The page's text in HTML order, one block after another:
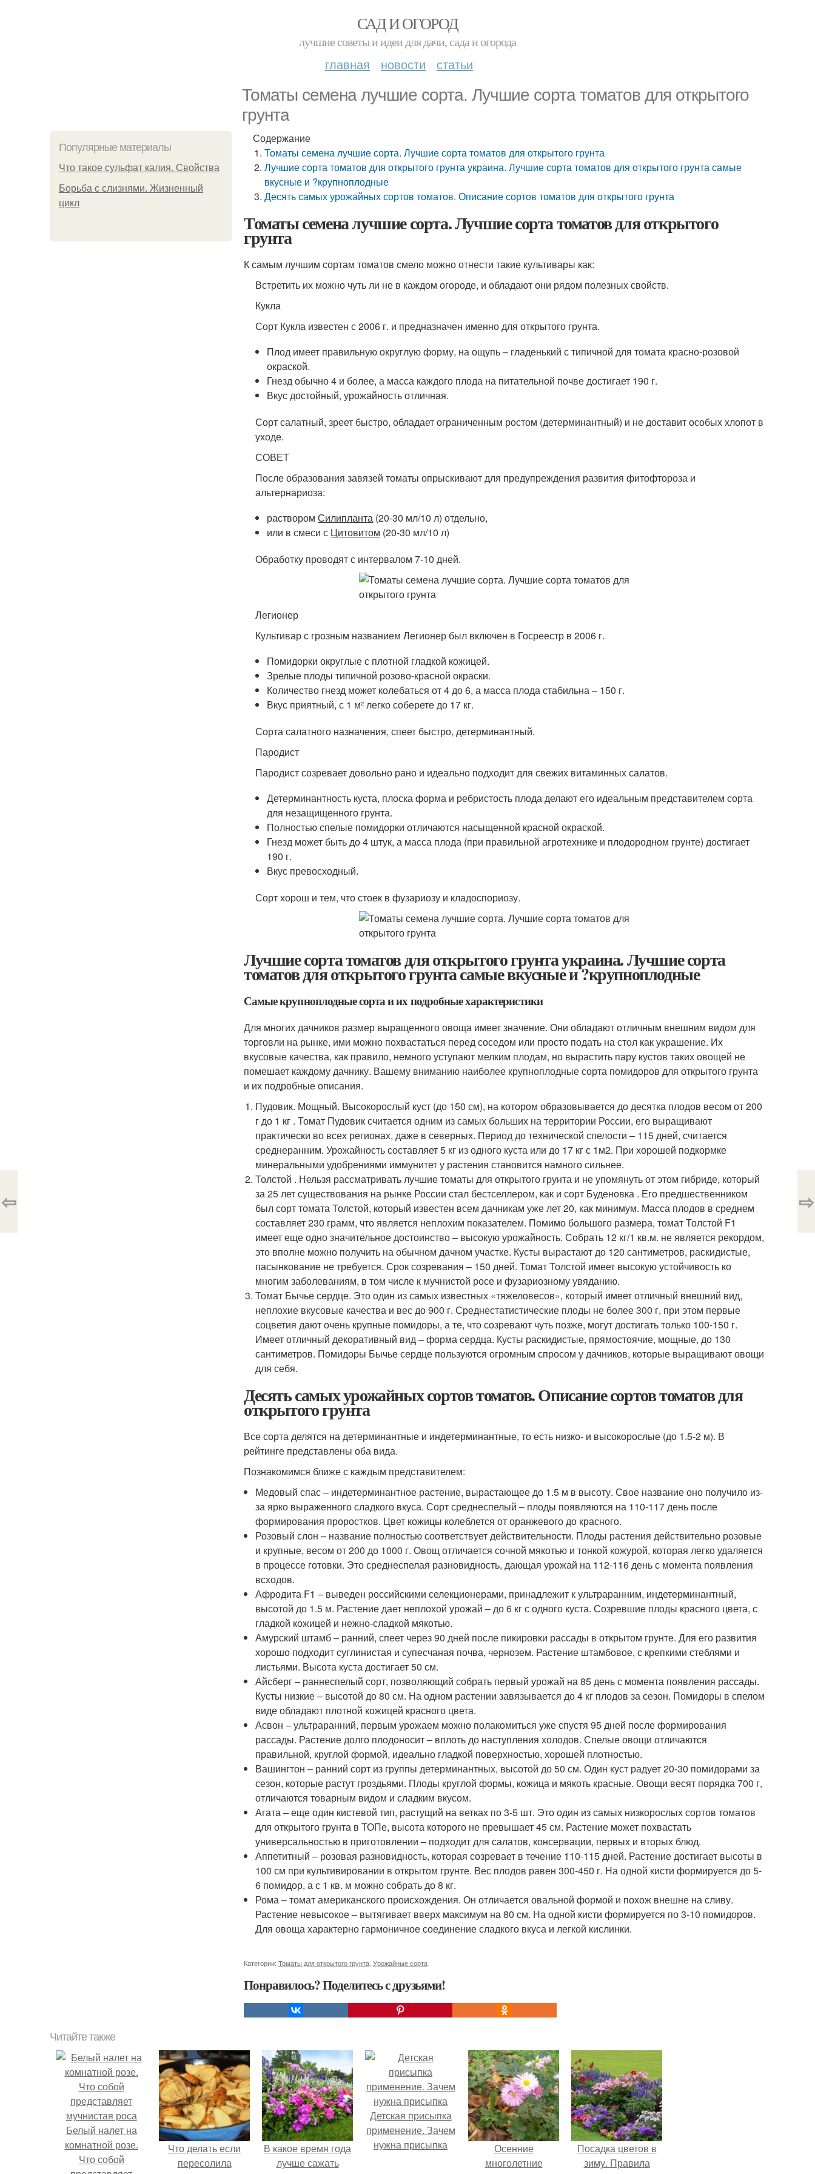
САД И ОГОРОД
лучшие советы и идеи для дачи, сада и огорода
главная новости статьи
Томаты семена лучшие сорта. Лучшие сорта томатов для открытого
грунта
Популярные материалы
Что такое сульфат калия. Свойства
Борьба с слизнями. Жизненный
цикл
Содержание
Томаты семена лучшие сорта. Лучшие сорта томатов для открытого грунта
Лучшие сорта томатов для открытого грунта украина. Лучшие сорта томатов для открытого грунта самые
вкусные и ?крупноплодные
Десять самых урожайных сортов томатов. Описание сортов томатов для открытого грунта
Томаты семена лучшие сорта. Лучшие сорта томатов для открытого
грунта
К самым лучшим сортам томатов смело можно отнести такие культивары как:
Встретить их можно чуть ли не в каждом огороде, и обладают они рядом полезных свойств.
Кукла
Сорт Кукла известен с 2006 г. и предназначен именно для открытого грунта.
Плод имеет правильную округлую форму, на ощупь – гладенький с типичной для томата красно-розовой
окраской.
Гнезд обычно 4 и более, а масса каждого плода на питательной почве достигает 190 г.
Вкус достойный, урожайность отличная.
Сорт салатный, зреет быстро, обладает ограниченным ростом (детерминантный) и не доставит особых хлопот в
уходе.
СОВЕТ
После образования завязей томаты опрыскивают для предупреждения развития фитофтороза и
альтернариоза:
растворомСилипланта (20-30 мл/10 л) отдельно,
или в смеси с Цитовитом (20-30 мл/10 л)
Обработку проводят с интервалом 7-10 дней.
Легионер
Культивар с грозным названием Легионер был включен в Госреестр в 2006 г.
Помидорки округлые с плотной гладкой кожицей.
Зрелые плоды типичной розово-красной окраски.
Количество гнезд может колебаться от 4 до 6, а масса плода стабильна – 150 г.
Вкус приятный, с 1 м² легко соберете до 17 кг.
Сорта салатного назначения, спеет быстро, детерминантный.
Пародист
Пародист созревает довольно рано и идеально подходит для свежих витаминных салатов.
Детерминантность куста, плоска форма и ребристость плода делают его идеальным представителем сорта
для незащищенного грунта.
Полностью спелые помидорки отличаются насыщенной красной окраской.
Гнезд может быть до 4 штук, а масса плода (при правильной агротехнике и плодородном грунте) достигает
190 г.
Вкус превосходный.
Сорт хорош и тем, что стоек в фузариозу и кладоспориозу.
Лучшие сорта томатов для открытого грунта украина. Лучшие сорта
томатов для открытого грунта самые вкусные и ?крупноплодные
Самые крупноплодные сорта и их подробные характеристики
Для многих дачников размер выращенного овоща имеет значение. Они обладают отличным внешним видом для
торговли на рынке, ими можно похвастаться перед соседом или просто подать на стол как украшение. Их
вкусовые качества, как правило, немного уступают мелким плодам, но вырастить пару кустов таких овощей не
помешает каждому дачнику. Вашему вниманию наиболее крупноплодные сорта помидоров для открытого грунта
и их подробные описания.
Пудовик. Мощный. Высокорослый куст (до 150 см), на котором образовывается до десятка плодов весом от 200
г до 1 кг . Томат Пудовик считается одним из самых больших на территории России, его выращивают
практически во всех регионах, даже в северных. Период до технической спелости – 115 дней, считается
среднеранним. Урожайность составляет 5 кг из одного куста или до 17 кг с 1м2. При хорошей подкормке
минеральными удобрениями иммунитет у растения становится намного сильнее.
Толстой . Нельзя рассматривать лучшие томаты для открытого грунта и не упомянуть от этом гибриде, который
за 25 лет существования на рынке России стал бестселлером, как и сорт Буденовка . Его предшественником
был сорт томата Толстой, который известен всем дачникам уже лет 20, как минимум. Масса плодов в среднем
составляет 230 грамм, что является неплохим показателем. Помимо большого размера, томат Толстой F1
имеет еще одно значительное достоинство – высокую урожайность. Собрать 12 кг/1 кв.м. не является рекордом,
это вполне можно получить на обычном дачном участке. Кусты вырастают до 120 сантиметров, раскидистые,
пасынкование не требуется. Срок созревания – 150 дней. Томат Толстой имеет высокую устойчивость ко
многим заболеваниям, в том числе к мучнистой росе и фузариозному увяданию.
Томат Бычье сердце. Это один из самых известных «тяжеловесов», который имеет отличный внешний вид,
неплохие вкусовые качества и вес до 900 г. Среднестатистические плоды не более 300 г, при этом первые
соцветия дают очень крупные помидоры, а те, что созревают чуть позже, могут достигать только 100-150 г.
Имеет отличный декоративный вид – форма сердца. Кусты раскидистые, прямостоячие, мощные, до 130
сантиметров. Помидоры Бычье сердце пользуются огромным спросом у дачников, которые выращивают овощи
для себя.
Десять самых урожайных сортов томатов. Описание сортов томатов для
открытого грунта
Все сорта делятся на детерминантные и индетерминантные, то есть низко- и высокорослые (до 1.5-2 м). В
рейтинге представлены оба вида.
Познакомимся ближе с каждым представителем:
Медовый спас – индетерминантное растение, вырастающее до 1.5 м в высоту. Свое название оно получило из-
за ярко выраженного сладкого вкуса. Сорт среднеспелый – плоды появляются на 110-117 день после
формирования проростков. Цвет кожицы колеблется от оранжевого до красного.
Розовый слон – название полностью соответствует действительности. Плоды растения действительно розовые
и крупные, весом от 200 до 1000 г. Овощ отличается сочной мякотью и тонкой кожурой, которая легко удаляется
в процессе готовки. Это среднеспелая разновидность, дающая урожай на 112-116 день с момента появления
всходов.
Афродита F1 – выведен российскими селекционерами, принадлежит к ультраранним, индетерминантный,
высотой до 1.5 м. Растение дает неплохой урожай – до 6 кг с одного куста. Созревшие плоды красного цвета, с
гладкой кожицей и нежно-сладкой мякотью.
Амурский штамб – ранний, спеет через 90 дней после пикировки рассады в открытом грунте. Для его развития
хорошо подходит суглинистая и супесчаная почва, чернозем. Растение штамбовое, с крепкими стеблями и
листьями. Высота куста достигает 50 см.
Айсберг – раннеспелый сорт, позволяющий собрать первый урожай на 85 день с момента появления рассады.
Кусты низкие – высотой до 80 см. На одном растении завязывается до 4 кг плодов за сезон. Помидоры в спелом
виде обладают плотной кожицей красного цвета.
Асвон – ультраранний, первым урожаем можно полакомиться уже спустя 95 дней после формирования
рассады. Растение долго плодоносит – вплоть до наступления холодов. Спелые овощи отличаются
правильной, круглой формой, идеально гладкой поверхностью, хорошей плотностью.
Вашингтон – ранний сорт из группы детерминантных, высотой до 50 см. Один куст радует 20-30 помидорами за
сезон, которые растут гроздьями. Плоды круглой формы, кожица и мякоть красные. Овощи весят порядка 700 г,
отличаются товарным видом и сладким вкусом.
Агата – еще один кистевой тип, растущий на ветках по 3-5 шт. Это один из самых низкорослых сортов томатов
для открытого грунта в ТОПе, высота которого не превышает 45 см. Растение может похвастать
универсальностью в приготовлении – подходит для салатов, консервации, первых и вторых блюд.
Аппетитный – розовая разновидность, которая созревает в течение 110-115 дней. Растение достигает высоты в
100 см при культивировании в открытом грунте. Вес плодов равен 300-450 г. На одной кисти формируется до 5-
6 помидор, а с 1 кв. м можно собрать до 8 кг.
Рома – томат американского происхождения. Он отличается овальной формой и похож внешне на сливу.
Растение невысокое – вытягивает вверх максимум на 80 см. На одной кисти формируется по 3-10 помидоров.
Для овоща характерно гармоничное соединение сладкого вкуса и легкой кислинки.
Категории: Томаты для открытого грунта Урожайные сорта
Понравилось? Поделитесь с друзьями!
⇦ ⇨
Читайте также
Белый налет на
комнатной розе.
Что собой
Что делать если
пересолила
В какое время года
лучше сажать
Детская присыпка
применение. Зачем
нужна присыпка
Осенние
многолетние
Посадка цветов в
зиму. Правила